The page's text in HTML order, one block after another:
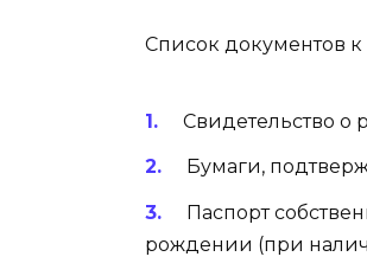
Список документов
Свидетельство о
Бумаги,
Паспорт
рождении (при